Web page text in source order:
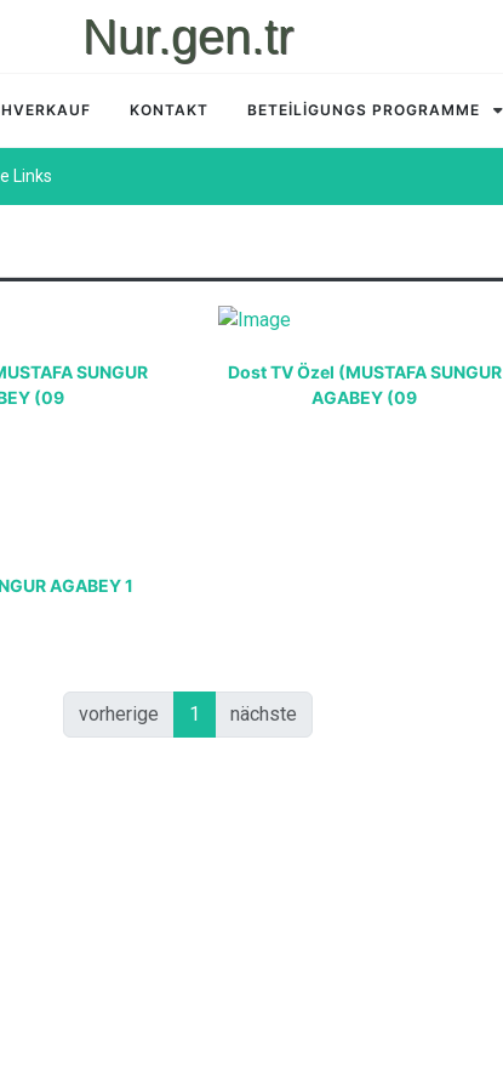
Nur.gen.tr
KONTAKT BETEİLİGUNGS PROGRAMME
Links
SUNGUR
(09
Dost TV Özel (MUSTAFA SUNGUR
AGABEY (09
AGABEY 1
vorherige 1 nächste